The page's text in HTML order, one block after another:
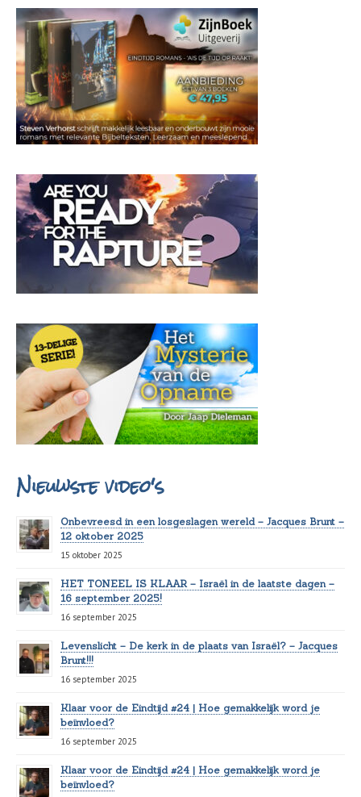
Nieuwste video's
Onbevreesd in een losgeslagen wereld – Jacques Brunt –
12 oktober 2025
15 oktober 2025
HET TONEEL IS KLAAR – Israël in de laatste dagen –
16 september 2025!
16 september 2025
Levenslicht – De kerk in de plaats van Israël? – Jacques
Brunt!!!
16 september 2025
Klaar voor de Eindtijd #24 | Hoe gemakkelijk word je
beïnvloed?
16 september 2025
Klaar voor de Eindtijd #24 | Hoe gemakkelijk word je
beïnvloed?